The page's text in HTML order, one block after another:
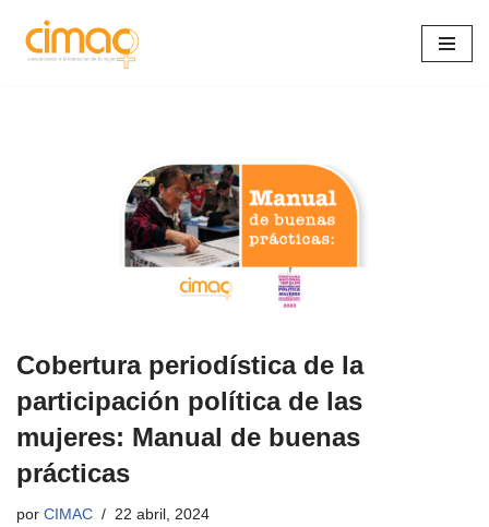
Saltar
Cobertura periodística de la
participación política de las
mujeres: Manual de buenas
prácticas
por CIMAC 22 abril, 2024